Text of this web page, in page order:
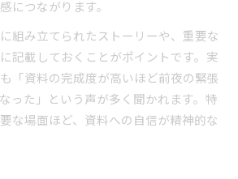
につながります。
組み立てられたストーリーや、重要な
記載しておくことがポイントです。実
「資料の完成度が高いほど前夜の緊張
った」という声が多く聞かれます。特
な場面ほど、資料への自信が精神的な